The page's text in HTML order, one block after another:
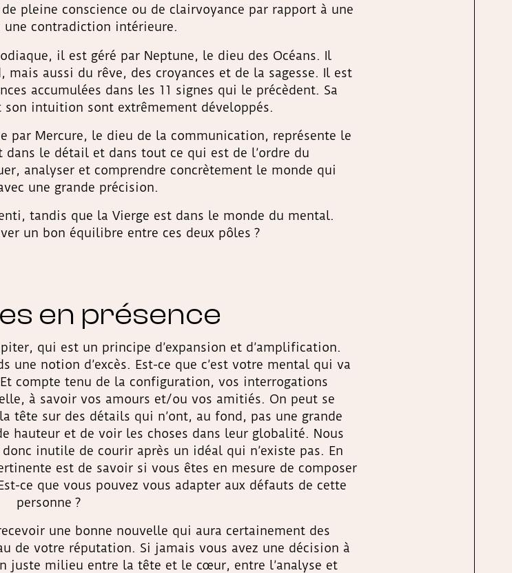
pleine conscience ou de clairvoyance par rapport à une
une contradiction intérieure.
il est géré par Neptune, le dieu des Océans. Il
aussi du rêve, des croyances et de la sagesse. Il est
accumulées dans les 11 signes qui le précèdent. Sa
intuition sont extrêmement développés.
par Mercure, le dieu de la communication, représente le
le détail et dans tout ce qui est de l’ordre du
analyser et comprendre concrètement le monde qui
une grande précision.
tandis que la Vierge est dans le monde du mental.
un bon équilibre entre ces deux pôles ?
en présence
qui est un principe d’expansion et d’amplification.
une notion d’excès. Est-ce que c’est votre mental qui va
compte tenu de la configuration, vos interrogations
à savoir vos amours et/ou vos amitiés. On peut se
tête sur des détails qui n’ont, au fond, pas une grande
hauteur et de voir les choses dans leur globalité. Nous
inutile de courir après un idéal qui n’existe pas. En
est de savoir si vous êtes en mesure de composer
ce que vous pouvez vous adapter aux défauts de cette
personne ?
une bonne nouvelle qui aura certainement des
de votre réputation. Si jamais vous avez une décision à
juste milieu entre la tête et le cœur, entre l’analyse et